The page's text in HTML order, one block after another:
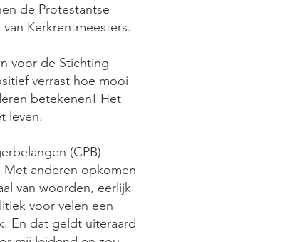
de Protestantse
Kerkrentmeesters.
voor de Stichting
verrast hoe mooi
betekenen! Het
leven.
(CPB)
anderen opkomen
van woorden, eerlijk
voor velen een
En dat geldt uiteraard